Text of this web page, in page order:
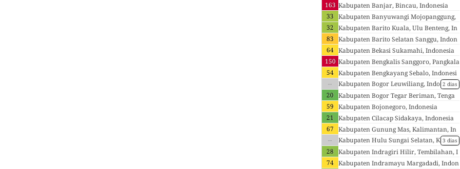
atani, Indonesia
163 Kabupaten Banjar, Bincau, Indonesia
33 Kabupaten Banyuwangi Mojopanggung,
Mojoagung, Indonesia
32 Kabupaten Barito Kuala, Ulu Benteng, In
donesia
83 Kabupaten Barito Selatan Sanggu, Indon
esia
64 Kabupaten Bekasi Sukamahi, Indonesia
150 Kabupaten Bengkalis Sanggoro, Pangkala
n Batang, Indonesia
54 Kabupaten Bengkayang Sebalo, Indonesi
a
-- 2 dias
Kabupaten Bogor Leuwiliang, Indo
nesia
20 Kabupaten Bogor Tegar Beriman, Tenga
h, Indonesia
59 Kabupaten Bojonegoro, Indonesia
21 Kabupaten Cilacap Sidakaya, Indonesia
67 Kabupaten Gunung Mas, Kalimantan, In
donesia
-- 3 dias
Kabupaten Hulu Sungai Selatan, K
andangan, Indonesia
28 Kabupaten Indragiri Hilir, Tembilahan, I
ndonesia
74 Kabupaten Indramayu Margadadi, Indon